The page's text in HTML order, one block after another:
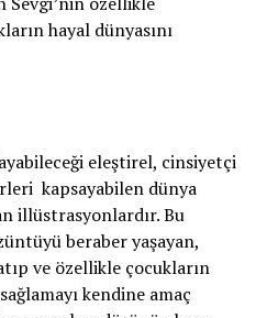
hayal dünyasını
eleştirel, cinsiyetçi
kapsayabilen dünya
illüstrasyonlardır. Bu
beraber yaşayan,
ve özellikle çocukların
kendine amaç